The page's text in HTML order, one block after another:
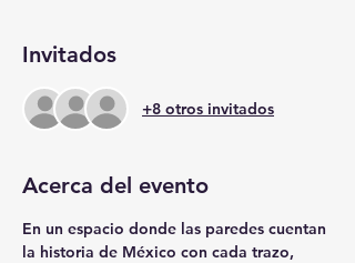
Invitados
+8 otros invitados
Acerca del evento
En un espacio donde las paredes cuentan
la historia de México con cada trazo,